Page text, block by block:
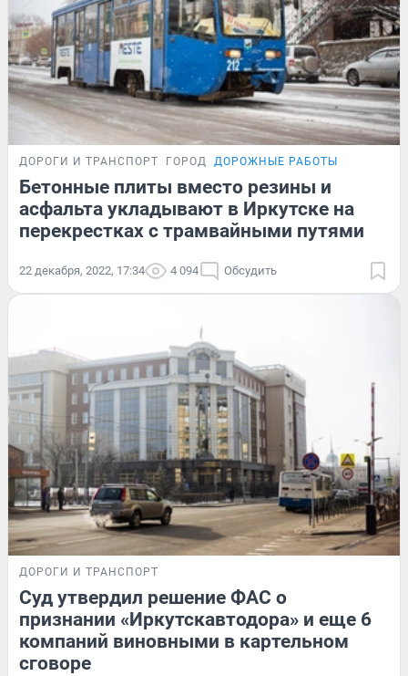
ДОРОГИ И ТРАНСПОРТ ГОРОД ДОРОЖНЫЕ РАБОТЫ
Бетонные плиты вместо резины и
асфальта укладывают в Иркутске на
перекрестках с трамвайными путями
22 декабря, 2022, 17:34 4 094 Обсудить
ДОРОГИ И ТРАНСПОРТ
Суд утвердил решение ФАС о
признании «Иркутскавтодора» и еще 6
компаний виновными в картельном
сговоре